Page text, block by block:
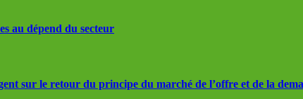
au dépend du secteur
sur le retour du principe du marché de l’offre et de la